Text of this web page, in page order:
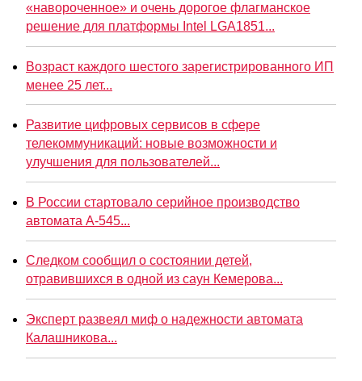
«навороченное» и очень дорогое флагманское
решение для платформы Intel LGA1851...
Возраст каждого шестого зарегистрированного ИП
менее 25 лет...
Развитие цифровых сервисов в сфере
телекоммуникаций: новые возможности и
улучшения для пользователей...
В России стартовало серийное производство
автомата А-545...
Следком сообщил о состоянии детей,
отравившихся в одной из саун Кемерова...
Эксперт развеял миф о надежности автомата
Калашникова...